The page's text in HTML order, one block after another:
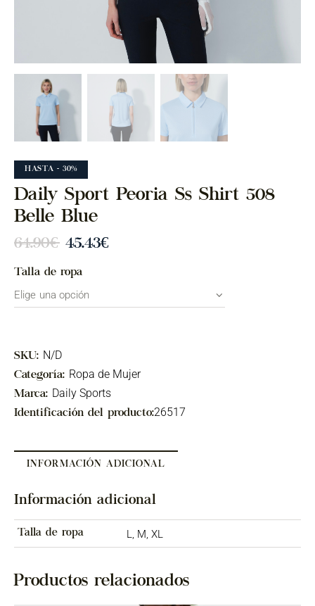
HASTA - 30%
Daily Sport Peoria Ss Shirt 508
Belle Blue
64.90€ 45.43€
Talla de ropa
SKU: N/D
Categoría: Ropa de Mujer
Marca: Daily Sports
Identificación del producto:26517
INFORMACIÓN ADICIONAL
Información adicional
Talla de ropa L, M, XL
Productos relacionados